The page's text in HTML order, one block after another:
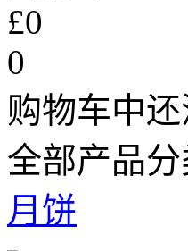
£0
0
购物车中
全部产品分
月饼